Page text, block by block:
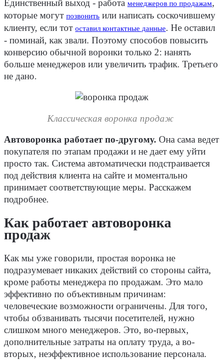
Единственный выход - работа менеджеров по продажам,
которые могут позвонить или написать соскочившему
клиенту, если тот оставил контактные данные. Не оставил
- поминай, как звали. Поэтому способов повысить
конверсию обычной воронки только 2: нанять
больше менеджеров или увеличить трафик. Третьего
не дано.
Классическая воронка продаж
Автоворонка работает по-другому. Она сама ведет
покупателя по этапам продажи и не дает ему уйти
просто так. Система автоматически подстраивается
под действия клиента на сайте и моментально
принимает соответствующие меры. Расскажем
подробнее.
Как работает автоворонка
продаж
Как мы уже говорили, простая воронка не
подразумевает никаких действий со стороны сайта,
кроме работы менеджера по продажам. Это мало
эффективно по объективным причинам:
человеческие возможности ограничены. Для того,
чтобы обзванивать тысячи посетителей, нужно
слишком много менеджеров. Это, во-первых,
дополнительные затраты на оплату труда, а во-
вторых, неэффективное использование персонала.